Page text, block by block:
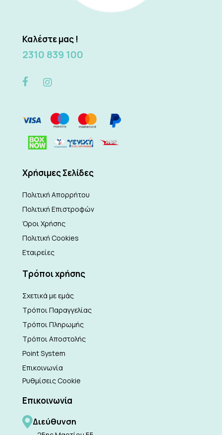
Καλέστε μας !
2310 839 100
Xρήσιμες Σελίδες
Πολιτική Απορρήτου
Πολιτική Επιστροφών
Όροι Χρήσης
Πολιτική Cookies
Εταιρείες
Τρόποι χρήσης
Σχετικά με εμάς
Τρόποι Παραγγελίας
Τρόποι Πληρωμής
Τρόποι Αποστολής
Point System
Επικοινωνία
Ρυθμίσεις Cookie
Επικοινωνία
Διεύθυνση